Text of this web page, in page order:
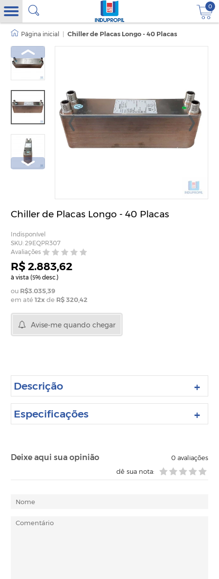
0
Chiller de Placas Longo - 40 Placas
Chiller de Placas Longo - 40 Placas
Indisponível
SKU: 29EQPR307
Avaliações
R$ 2.883,62
à vista (5% desc.)
R$3.035,39
em até12x de R$ 320,42
Avise-me quando chegar
Descrição
Especificações
Deixe aqui sua opinião 0avaliações
dê sua nota: